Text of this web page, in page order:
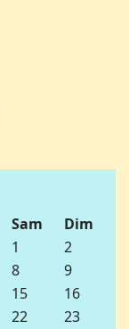
Sam
Dim
1
2
8
9
15
16
22
23